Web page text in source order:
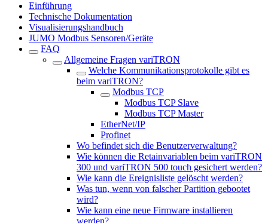
Einführung
Technische Dokumentation
Visualisierungshandbuch
JUMO Modbus Sensoren/Geräte
FAQ
Allgemeine Fragen variTRON
Welche Kommunikationsprotokolle gibt es
beim variTRON?
Modbus TCP
Modbus TCP Slave
Modbus TCP Master
EtherNet/IP
Profinet
Wo befindet sich die Benutzerverwaltung?
Wie können die Retainvariablen beim variTRON
300 und variTRON 500 touch gesichert werden?
Wie kann die Ereignisliste gelöscht werden?
Was tun, wenn von falscher Partition gebootet
wird?
Wie kann eine neue Firmware installieren
werden?